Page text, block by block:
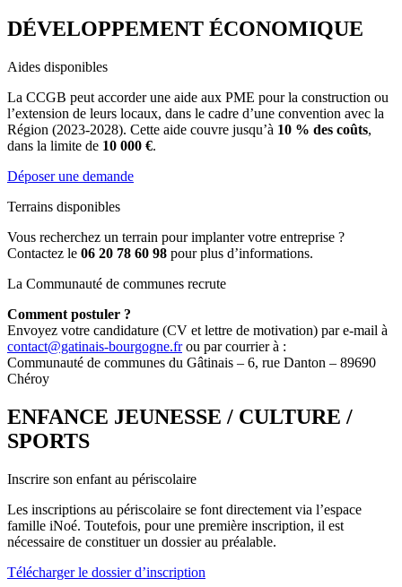
DÉVELOPPEMENT ÉCONOMIQUE
Aides disponibles
La CCGB peut accorder une aide aux PME pour la construction ou
l’extension de leurs locaux, dans le cadre d’une convention avec la
Région (2023-2028). Cette aide couvre jusqu’à 10 % des coûts,
dans la limite de 10 000 €.
Déposer une demande
Terrains disponibles
Vous recherchez un terrain pour implanter votre entreprise ?
Contactez le 06 20 78 60 98 pour plus d’informations.
La Communauté de communes recrute
Comment postuler ?
Envoyez votre candidature (CV et lettre de motivation) par e-mail à
contact@gatinais-bourgogne.frou par courrier à :
Communauté de communes du Gâtinais – 6, rue Danton – 89690
Chéroy
ENFANCE JEUNESSE / CULTURE /
SPORTS
Inscrire son enfant au périscolaire
Les inscriptions au périscolaire se font directement via l’espace
famille iNoé. Toutefois, pour une première inscription, il est
nécessaire de constituer un dossier au préalable.
Télécharger le dossier d’inscription